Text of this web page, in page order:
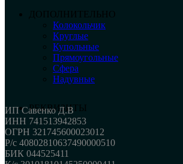
ДОПОЛНИТЕЛЬНО
Колокольчик
Круглые
Купольные
Прямоугольные
Сфера
Надувные
РЕКВИЗИТЫ
ИП Савенко Д.В
ИНН 741513942853
ОГРН 321745600023012
Р/с 40802810637490000510
БИК 044525411